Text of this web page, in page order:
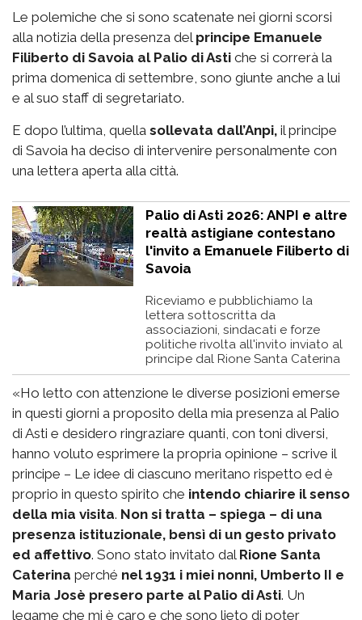
Le polemiche che si sono scatenate nei giorni scorsi
alla notizia della presenza del principe Emanuele
Filiberto di Savoia al Palio di Asti che si correrà la
prima domenica di settembre, sono giunte anche a lui
e al suo staff di segretariato.
E dopo l’ultima, quella sollevata dall’Anpi, il principe
di Savoia ha deciso di intervenire personalmente con
una lettera aperta alla città.
Palio di Asti 2026: ANPI e altre
realtà astigiane contestano
l'invito a Emanuele Filiberto di
Savoia
Riceviamo e pubblichiamo la
lettera sottoscritta da
associazioni, sindacati e forze
politiche rivolta all'invito inviato al
principe dal Rione Santa Caterina
«Ho letto con attenzione le diverse posizioni emerse
in questi giorni a proposito della mia presenza al Palio
di Asti e desidero ringraziare quanti, con toni diversi,
hanno voluto esprimere la propria opinione – scrive il
principe – Le idee di ciascuno meritano rispetto ed è
proprio in questo spirito che intendo chiarire il senso
della mia visita. Non si tratta – spiega – di una
presenza istituzionale, bensì di un gesto privato
ed affettivo. Sono stato invitato dal Rione Santa
Caterina perché nel 1931 i miei nonni, Umberto II e
Maria Josè presero parte al Palio di Asti. Un
legame che mi è caro e che sono lieto di poter